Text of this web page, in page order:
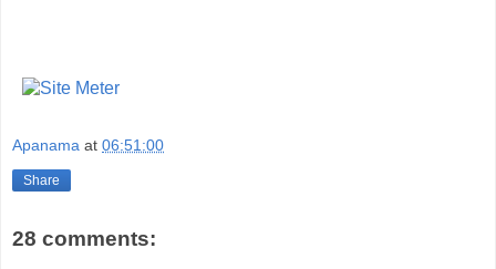
Apanama at 06:51:00
Share
28 comments: